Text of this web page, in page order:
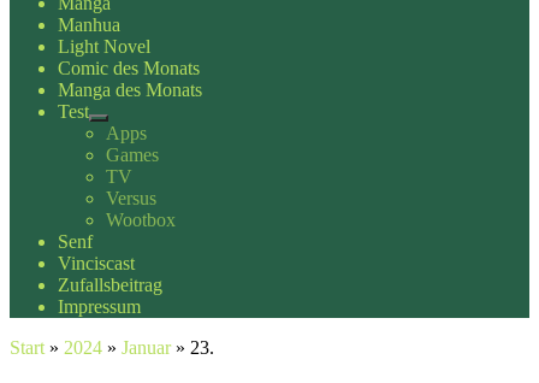
Manhua
Light Novel
Comic des Monats
Manga des Monats
Test
Apps
Games
TV
Versus
Wootbox
Senf
Vinciscast
Zufallsbeitrag
Impressum
Start » 2024 » Januar » 23.